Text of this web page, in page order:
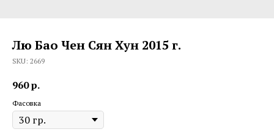
Лю Бао Чен Сян Хун 2015 г.
SKU: 2669
960р.
Фасовка